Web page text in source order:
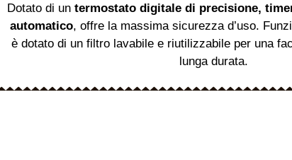
Dotato di un termostato digitale di precisione,
automatico, offre la massima sicurezza d’uso.
è dotato di un filtro lavabile e riutilizzabile per una
lunga durata.